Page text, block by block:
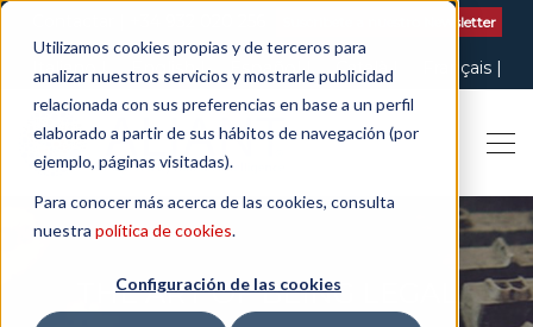
Utilizamos cookies propias y de terceros para
analizar nuestros servicios y mostrarle publicidad
relacionada con sus preferencias en base a un perfil
elaborado a partir de sus hábitos de navegación (por
ejemplo, páginas visitadas).
Para conocer más acerca de las cookies, consulta
nuestra política de cookies.
Configuración de las cookies
Suscribete a nuestro Newsletter
Español Català
English Français
Italiano
THE ART OF BEING LEGAL